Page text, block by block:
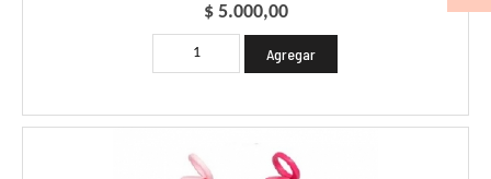
$ 5.000,00